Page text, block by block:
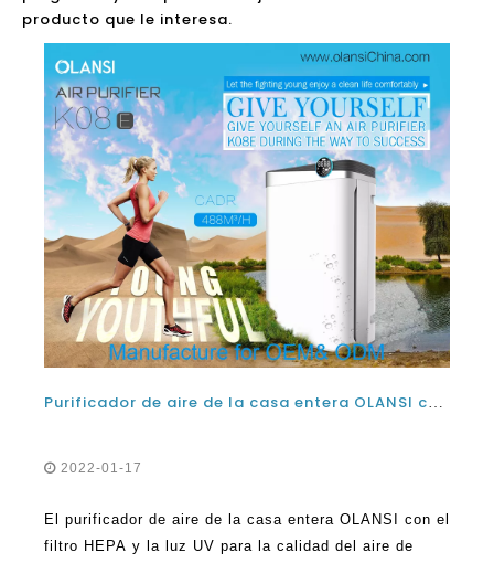
producto que le interesa.
Purificador de aire de la casa entera OLANSI con filtro HEPA y luz UV para uso doméstico
2022-01-17
El purificador de aire de la casa entera OLANSI con el
filtro HEPA y la luz UV para la calidad del aire de